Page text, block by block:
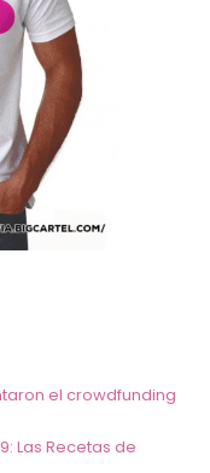
el crowdfunding
Las Recetas de